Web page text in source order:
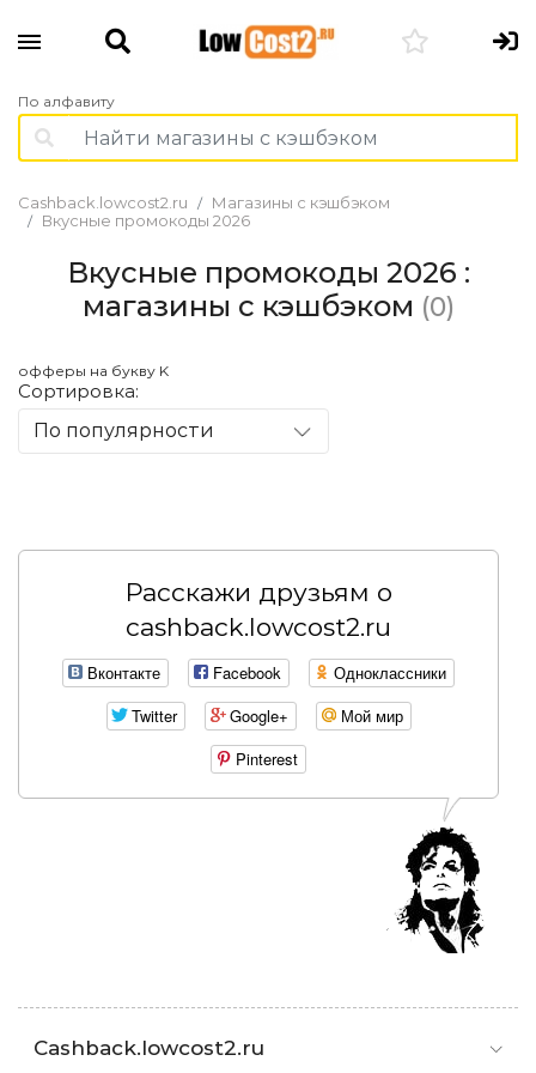
По алфавиту
Cashback.lowcost2.ru
Магазины с кэшбэком
Вкусные промокоды 2026
Вкусные промокоды 2026 :
магазины с кэшбэком (0)
офферы на букву K
Сортировка:
По популярности
Расскажи друзьям о
cashback.lowcost2.ru
Вконтакте Facebook
Одноклассники
Twitter
Google+
Мой мир
Pinterest
Cashback.lowcost2.ru